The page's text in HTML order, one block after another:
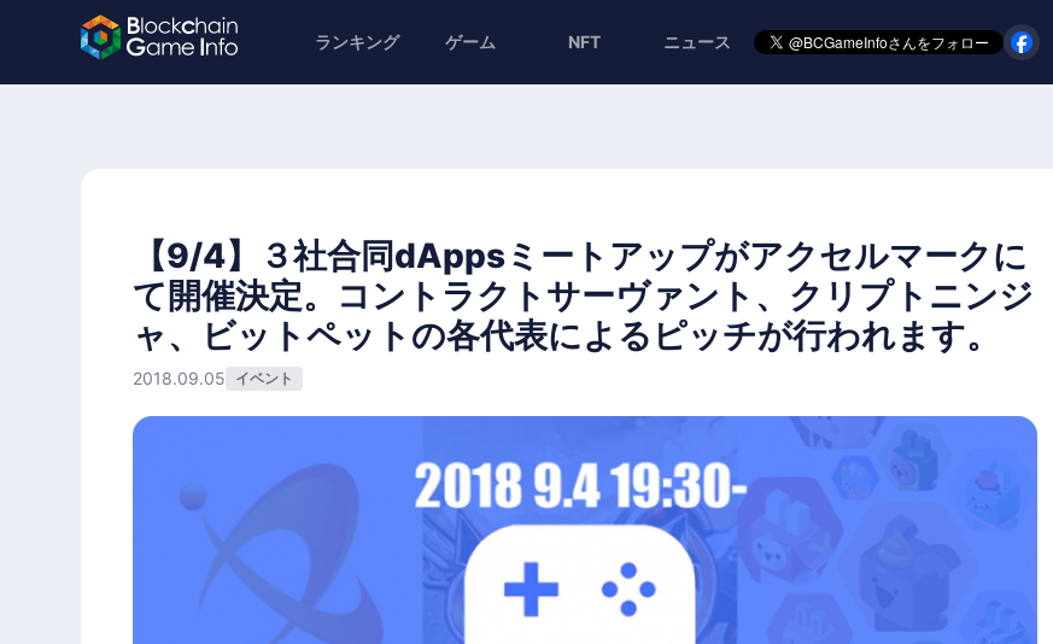
ランキング ゲーム NFT ニュース
【9/4】３社合同dAppsミートアップがアクセルマークに
て開催決定。コントラクトサーヴァント、クリプトニンジ
ャ、ビットペットの各代表によるピッチが行われます。
2018.09.05 イベント